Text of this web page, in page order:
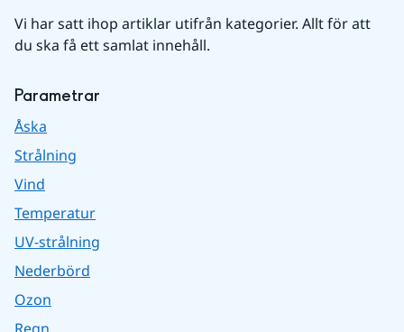
Vi har satt ihop artiklar utifrån kategorier. Allt för att
du ska få ett samlat innehåll.
Parametrar
Åska
Strålning
Vind
Temperatur
UV-strålning
Nederbörd
Ozon